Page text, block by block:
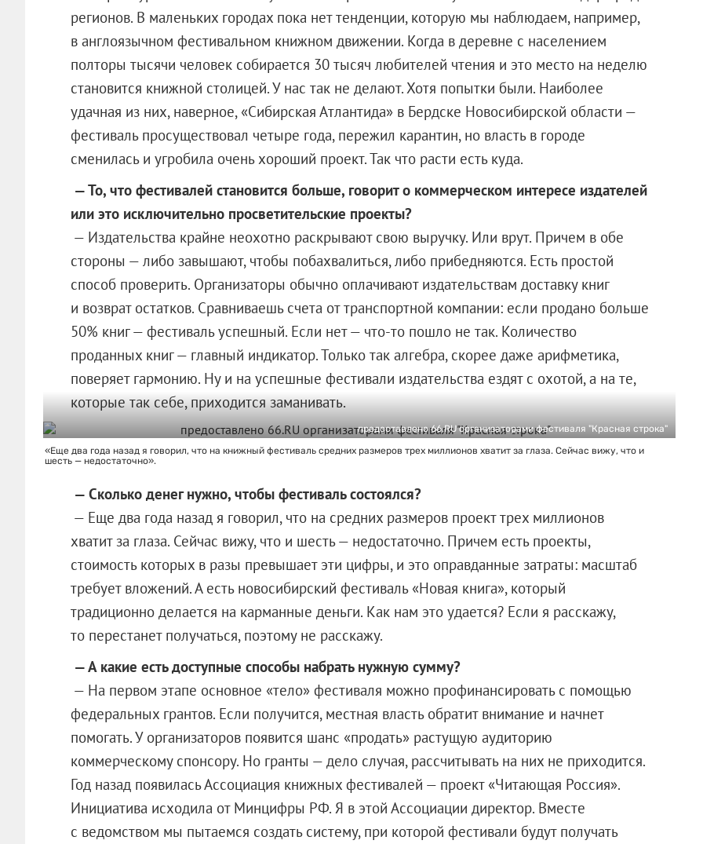
регионов. В маленьких городах пока нет тенденции, которую мы наблюдаем, например,
в англоязычном фестивальном книжном движении. Когда в деревне с населением
полторы тысячи человек собирается 30 тысяч любителей чтения и это место на неделю
становится книжной столицей. У нас так не делают. Хотя попытки были. Наиболее
удачная из них, наверное, «Сибирская Атлантида» в Бердске Новосибирской области —
фестиваль просуществовал четыре года, пережил карантин, но власть в городе
сменилась и угробила очень хороший проект. Так что расти есть куда.
— То, что фестивалей становится больше, говорит о коммерческом интересе издателей
или это исключительно просветительские проекты?
— Издательства крайне неохотно раскрывают свою выручку. Или врут. Причем в обе
стороны — либо завышают, чтобы побахвалиться, либо прибедняются. Есть простой
способ проверить. Организаторы обычно оплачивают издательствам доставку книг
и возврат остатков. Сравниваешь счета от транспортной компании: если продано больше
50% книг — фестиваль успешный. Если нет — что-то пошло не так. Количество
проданных книг — главный индикатор. Только так алгебра, скорее даже арифметика,
поверяет гармонию. Ну и на успешные фестивали издательства ездят с охотой, а на те,
которые так себе, приходится заманивать.
предоставлено 66.RU организаторами фестиваля "Красная строка"
«Еще два года назад я говорил, что на книжный фестиваль средних размеров трех миллионов хватит за глаза. Сейчас вижу, что и
шесть — недостаточно».
— Сколько денег нужно, чтобы фестиваль состоялся?
— Еще два года назад я говорил, что на средних размеров проект трех миллионов
хватит за глаза. Сейчас вижу, что и шесть — недостаточно. Причем есть проекты,
стоимость которых в разы превышает эти цифры, и это оправданные затраты: масштаб
требует вложений. А есть новосибирский фестиваль «Новая книга», который
традиционно делается на карманные деньги. Как нам это удается? Если я расскажу,
то перестанет получаться, поэтому не расскажу.
— А какие есть доступные способы набрать нужную сумму?
— На первом этапе основное «тело» фестиваля можно профинансировать с помощью
федеральных грантов. Если получится, местная власть обратит внимание и начнет
помогать. У организаторов появится шанс «продать» растущую аудиторию
коммерческому спонсору. Но гранты — дело случая, рассчитывать на них не приходится.
Год назад появилась Ассоциация книжных фестивалей — проект «Читающая Россия».
Инициатива исходила от Минцифры РФ. Я в этой Ассоциации директор. Вместе
с ведомством мы пытаемся создать систему, при которой фестивали будут получать